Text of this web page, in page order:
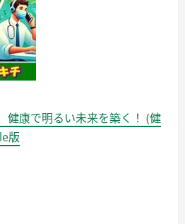
健康で明るい未来を築く！ (健
版